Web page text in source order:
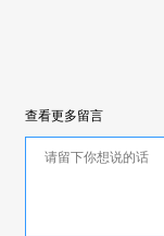
查看更多留言